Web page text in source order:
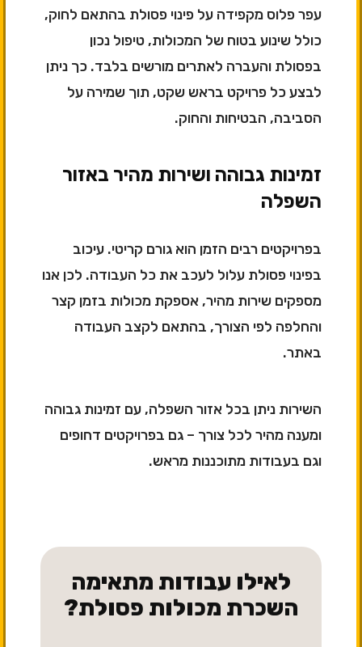
עפר פלוס מקפידה על פינוי פסולת בהתאם לחוק,
כולל שינוע בטוח של המכולות, טיפול נכון
בפסולת והעברה לאתרים מורשים בלבד. כך ניתן
לבצע כל פרויקט בראש שקט, תוך שמירה על
הסביבה, הבטיחות והחוק.
זמינות גבוהה ושירות מהיר באזור
השפלה
בפרויקטים רבים הזמן הוא גורם קריטי. עיכוב
בפינוי פסולת עלול לעכב את כל העבודה. לכן אנו
מספקים שירות מהיר, אספקת מכולות בזמן קצר
והחלפה לפי הצורך, בהתאם לקצב העבודה
באתר.
השירות ניתן בכל אזור השפלה, עם זמינות גבוהה
ומענה מהיר לכל צורך – גם בפרויקטים דחופים
וגם בעבודות מתוכננות מראש.
לאילו עבודות מתאימה
השכרת מכולות פסולת?